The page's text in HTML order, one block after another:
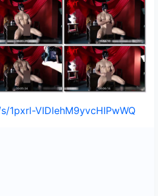
1pxrl-VIDlehM9yvcHIPwWQ